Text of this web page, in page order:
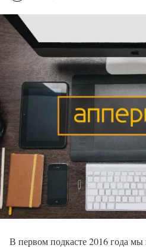
В первом подкасте 2016 года